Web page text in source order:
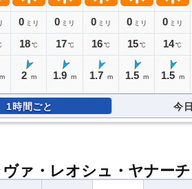
m
0 ミリ
18℃
2 m
0 ミリ
17 ℃
1.9 m
0 ミリ
16℃
1.7 m
0 ミリ
15℃
1.5 m
0 ミリ
14℃
1.5 m
1時間ごと 今
ァ・レオシュ・ヤナー